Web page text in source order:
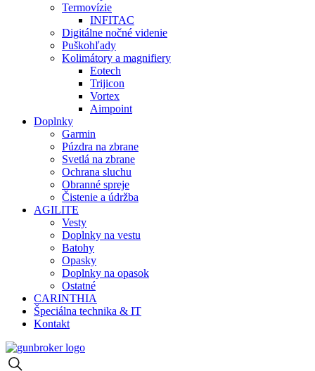
Termovízie
INFITAC
Digitálne nočné videnie
Puškohľady
Kolimátory a magnifiery
Eotech
Trijicon
Vortex
Aimpoint
Doplnky
Garmin
Púzdra na zbrane
Svetlá na zbrane
Ochrana sluchu
Obranné spreje
Čistenie a údržba
AGILITE
Vesty
Doplnky na vestu
Batohy
Opasky
Doplnky na opasok
Ostatné
CARINTHIA
Špeciálna technika & IT
Kontakt